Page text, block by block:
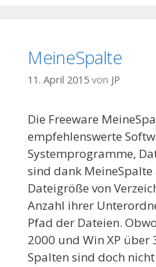
MeineSpalte
11. April 2015 von JP
Die Freeware
empfehlenswerte
Systemprogramme,
sind dank
Dateigröße von
Anzahl ihrer
Pfad der Dateien.
2000 und Win XP über
Spalten sind doch